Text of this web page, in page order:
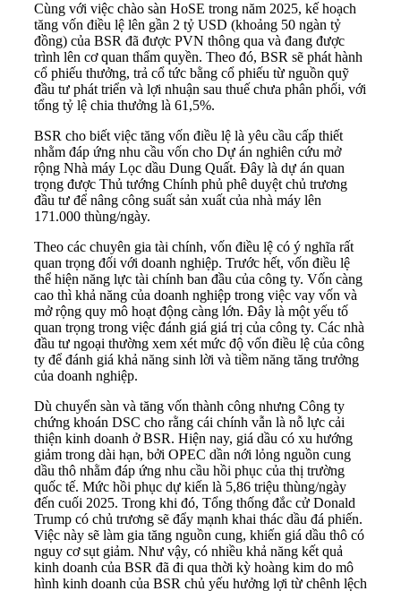
Cùng với việc chào sàn HoSE trong năm 2025, kế hoạch
tăng vốn điều lệ lên gần 2 tỷ USD (khoảng 50 ngàn tỷ
đồng) của BSR đã được PVN thông qua và đang được
trình lên cơ quan thẩm quyền. Theo đó, BSR sẽ phát hành
cổ phiếu thưởng, trả cổ tức bằng cổ phiếu từ nguồn quỹ
đầu tư phát triển và lợi nhuận sau thuế chưa phân phối, với
tổng tỷ lệ chia thưởng là 61,5%.
BSR cho biết việc tăng vốn điều lệ là yêu cầu cấp thiết
nhằm đáp ứng nhu cầu vốn cho Dự án nghiên cứu mở
rộng Nhà máy Lọc dầu Dung Quất. Đây là dự án quan
trọng được Thủ tướng Chính phủ phê duyệt chủ trương
đầu tư để nâng công suất sản xuất của nhà máy lên
171.000 thùng/ngày.
Theo các chuyên gia tài chính, vốn điều lệ có ý nghĩa rất
quan trọng đối với doanh nghiệp. Trước hết, vốn điều lệ
thể hiện năng lực tài chính ban đầu của công ty. Vốn càng
cao thì khả năng của doanh nghiệp trong việc vay vốn và
mở rộng quy mô hoạt động càng lớn. Đây là một yếu tố
quan trọng trong việc đánh giá giá trị của công ty. Các nhà
đầu tư ngoại thường xem xét mức độ vốn điều lệ của công
ty để đánh giá khả năng sinh lời và tiềm năng tăng trưởng
của doanh nghiệp.
Dù chuyển sàn và tăng vốn thành công nhưng Công ty
chứng khoán DSC cho rằng cái chính vẫn là nỗ lực cải
thiện kinh doanh ở BSR. Hiện nay, giá dầu có xu hướng
giảm trong dài hạn, bởi OPEC dần nới lỏng nguồn cung
dầu thô nhằm đáp ứng nhu cầu hồi phục của thị trường
quốc tế. Mức hồi phục dự kiến là 5,86 triệu thùng/ngày
đến cuối 2025. Trong khi đó, Tổng thống đắc cử Donald
Trump có chủ trương sẽ đẩy mạnh khai thác dầu đá phiến.
Việc này sẽ làm gia tăng nguồn cung, khiến giá dầu thô có
nguy cơ sụt giảm. Như vậy, có nhiều khả năng kết quả
kinh doanh của BSR đã đi qua thời kỳ hoàng kim do mô
hình kinh doanh của BSR chủ yếu hưởng lợi từ chênh lệch